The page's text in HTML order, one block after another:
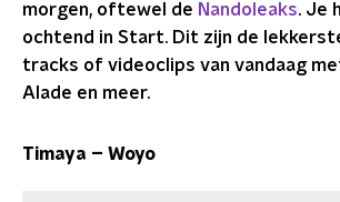
morgen, oftewel de Nandoleaks. Je
ochtend in Start. Dit zijn de
tracks of videoclips van vandaag
Alade en meer.
Timaya – Woyo